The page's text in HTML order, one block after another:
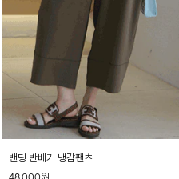
밴딩 반배기 냉감팬츠